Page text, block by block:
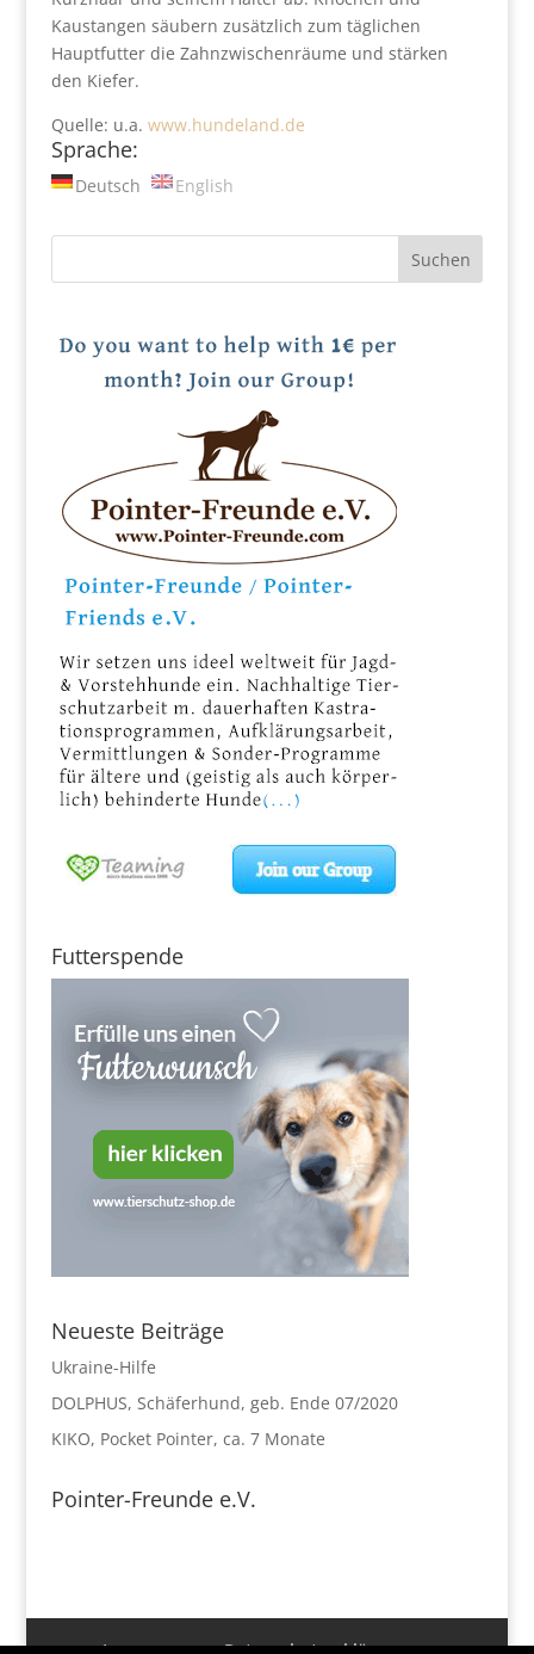
Kaustangen säubern zusätzlich zum täglichen
Hauptfutter die Zahnzwischenräume und stärken
den Kiefer.
Quelle: u.a. www.hundeland.de
Sprache:
Deutsch English
Futterspende
Neueste Beiträge
Ukraine-Hilfe
DOLPHUS, Schäferhund, geb. Ende 07/2020
KIKO, Pocket Pointer, ca. 7 Monate
Pointer-Freunde e.V.